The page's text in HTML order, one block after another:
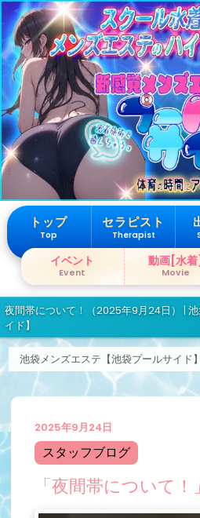
トップ
Top
セラピスト
Therapist
イベント
Event
動画[水着]
Movie
夜間帯について！（2025年9月24日） |
イド】
池袋メンズエステ【池袋プールサイド】
2025年9月24日
スタッフブログ
「夜間帯について！」